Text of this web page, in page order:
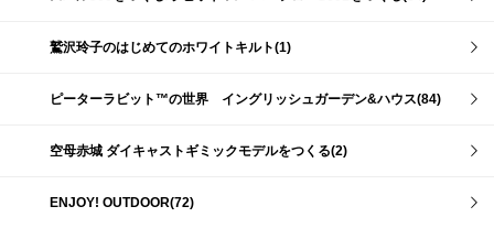
鷲沢玲子のはじめてのホワイトキルト(1)
ピーターラビット™の世界 イングリッシュガーデン&ハウス(84)
空母赤城 ダイキャストギミックモデルをつくる(2)
ENJOY! OUTDOOR(72)